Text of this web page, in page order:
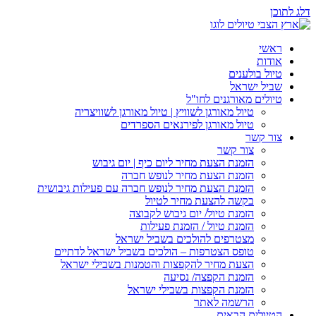
דלג לתוכן
ראשי
אודות
טיול בולענים
שביל ישראל
טיולים מאורגנים לחו"ל
טיול מאורגן לשוויץ | טיול מאורגן לשוויצריה
טיול מאורגן לפירנאים הספרדים
צור קשר
צור קשר
הזמנת הצעת מחיר ליום כיף | יום גיבוש
הזמנת הצעת מחיר לנופש חברה
הזמנת הצעת מחיר לנופש חברה עם פעילות גיבושית
בקשה להצעת מחיר לטיול
הזמנת טיול/ יום גיבוש לקבוצה
הזמנת טיול / הזמנת פעילות
מצטרפים להולכים בשביל ישראל
טופס הצטרפות – הולכים בשביל ישראל לדתיים
הצעת מחיר להקפצות והטמנות בשבילי ישראל
הזמנת הקפצה/ נסיעה
הזמנת הקפצות בשבילי ישראל
הרשמה לאתר